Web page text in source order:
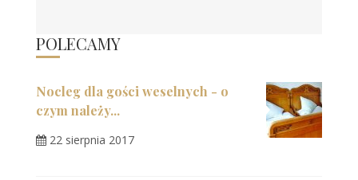
POLECAMY
Nocleg dla gości weselnych - o
czym należy...
22 sierpnia 2017